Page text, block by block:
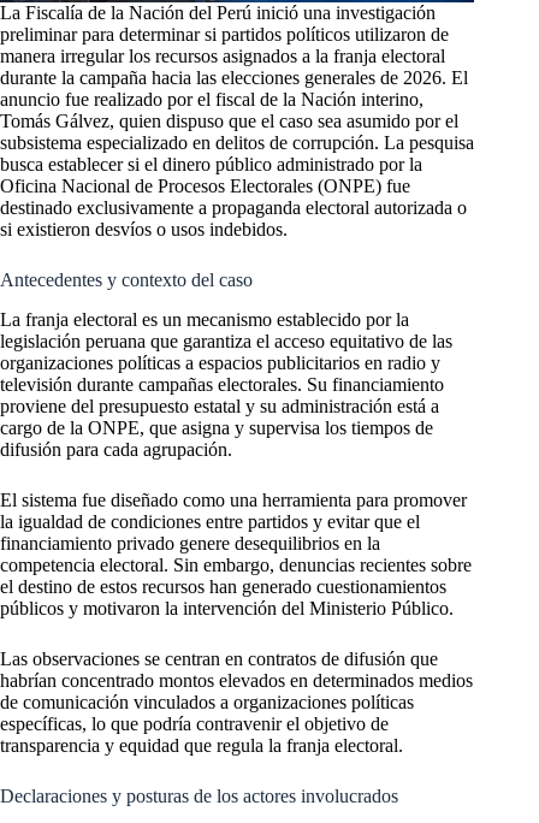
La Fiscalía de la Nación del Perú inició una investigación
preliminar para determinar si partidos políticos utilizaron de
manera irregular los recursos asignados a la franja electoral
durante la campaña hacia las elecciones generales de 2026. El
anuncio fue realizado por el fiscal de la Nación interino,
Tomás Gálvez, quien dispuso que el caso sea asumido por el
subsistema especializado en delitos de corrupción. La pesquisa
busca establecer si el dinero público administrado por la
Oficina Nacional de Procesos Electorales (ONPE) fue
destinado exclusivamente a propaganda electoral autorizada o
si existieron desvíos o usos indebidos.
Antecedentes y contexto del caso
La franja electoral es un mecanismo establecido por la
legislación peruana que garantiza el acceso equitativo de las
organizaciones políticas a espacios publicitarios en radio y
televisión durante campañas electorales. Su financiamiento
proviene del presupuesto estatal y su administración está a
cargo de la ONPE, que asigna y supervisa los tiempos de
difusión para cada agrupación.
El sistema fue diseñado como una herramienta para promover
la igualdad de condiciones entre partidos y evitar que el
financiamiento privado genere desequilibrios en la
competencia electoral. Sin embargo, denuncias recientes sobre
el destino de estos recursos han generado cuestionamientos
públicos y motivaron la intervención del Ministerio Público.
Las observaciones se centran en contratos de difusión que
habrían concentrado montos elevados en determinados medios
de comunicación vinculados a organizaciones políticas
específicas, lo que podría contravenir el objetivo de
transparencia y equidad que regula la franja electoral.
Declaraciones y posturas de los actores involucrados